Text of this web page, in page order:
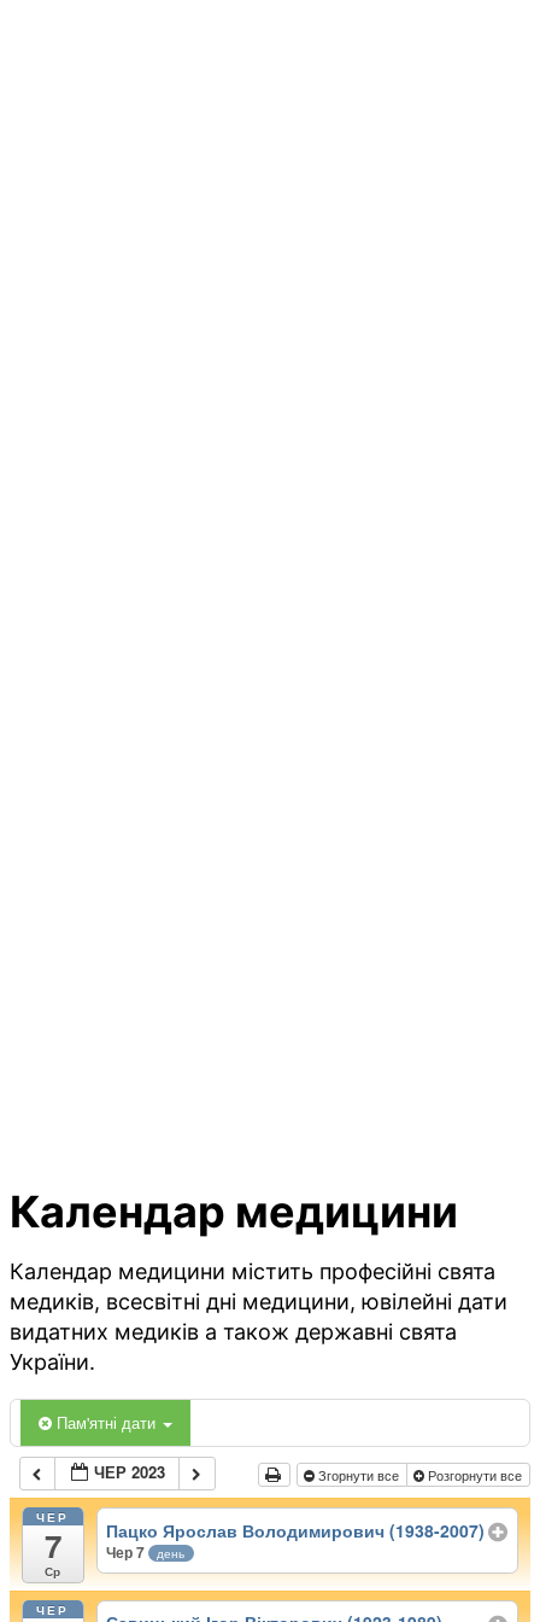
Календар медицини
Календар медицини містить професійні свята
медиків, всесвітні дні медицини, ювілейні дати
видатних медиків а також державні свята
України.
Пам'ятні дати
ЧЕР 2023 Згорнути все Розгорнути все
ЧЕР
7
Ср
Пацко Ярослав Володимирович (1938-2007)
Чер 7 день
ЧЕР